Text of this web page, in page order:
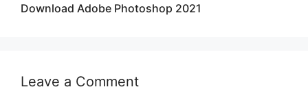
Download Adobe Photoshop 2021
Leave a Comment